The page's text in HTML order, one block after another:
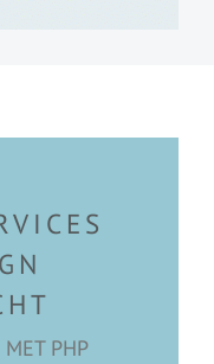
PHP